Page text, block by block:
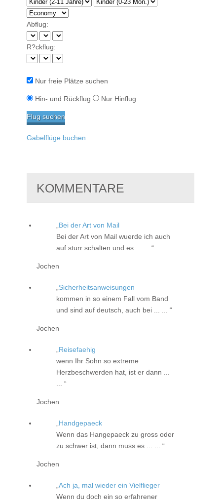
Abflug:
R?ckflug:
Nur freie Plätze suchen
Hin- und Rückflug Nur Hinflug
Gabelflüge buchen
KOMMENTARE
Bei der Art von Mail
Bei der Art von Mail wuerde ich auch
auf sturr schalten und es ... ...
Jochen
Sicherheitsanweisungen
kommen in so einem Fall vom Band
und sind auf deutsch, auch bei ... ...
Jochen
Reisefaehig
wenn Ihr Sohn so extreme
Herzbeschwerden hat, ist er dann ...
Jochen
Handgepaeck
Wenn das Hangepaeck zu gross oder
zu schwer ist, dann muss es ... ...
Jochen
Ach ja, mal wieder ein Vielflieger
Wenn du doch ein so erfahrener